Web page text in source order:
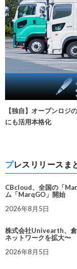
【独自】オープンロジ
にも活用本格化
プレスリリース
CBcloud、全国の「
ム「MarqGO」開始
2026年8月5日
株式会社Univearth、倉
ネットワークを拡大〜
2026年8月5日